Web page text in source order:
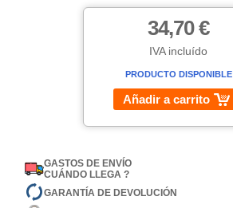
34,70 €
IVA incluído
PRODUCTO DISPONIBLE
Añadir a carrito
GASTOS DE ENVÍO
CUÁNDO LLEGA ?
GARANTÍA DE DEVOLUCIÓN